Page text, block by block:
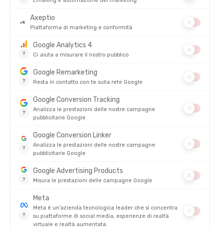
Poiché rifugio o bivacco non richiedono lo stesso
trekking, ecco un piccolo riepilogo per non dimenticare nulla.
Per una notte in rifugio
Lenzuolo sacco(obbligatorio nella maggior parte dei rifugi)
Abbigliamento caldoe comodo
Frontale
Tappi per orecchie (ciao russatori! )
Un piccolo kit toilette
Per un bivacco riuscito
Bisognerà pensare a tutto (senza spezzarsi la schiena):
Tenda leggera o tarp
Materassoesacco a peloadatti
Fornello + pentola + pasti liofilizzati